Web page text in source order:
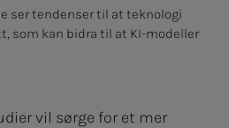
ser tendenser til at teknologi
som kan bidra til at KI-modeller
vil sørge for et mer